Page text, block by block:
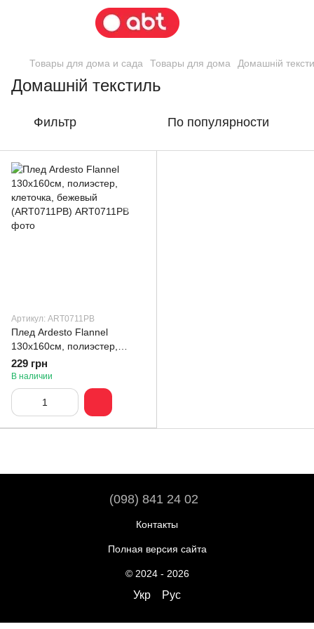
Товары для дома и сада Товары для дома Домашній
Домашній текстиль
Фильтр По популярности
Артикул: ART0711PB
Плед Ardesto Flannel
130x160см, полиэстер,
клеточка, бежевый
(ART0711PB)
229 грн
В наличии
(098) 841 24 02
Контакты
Полная версия сайта
© 2024 - 2026
Укр Рус